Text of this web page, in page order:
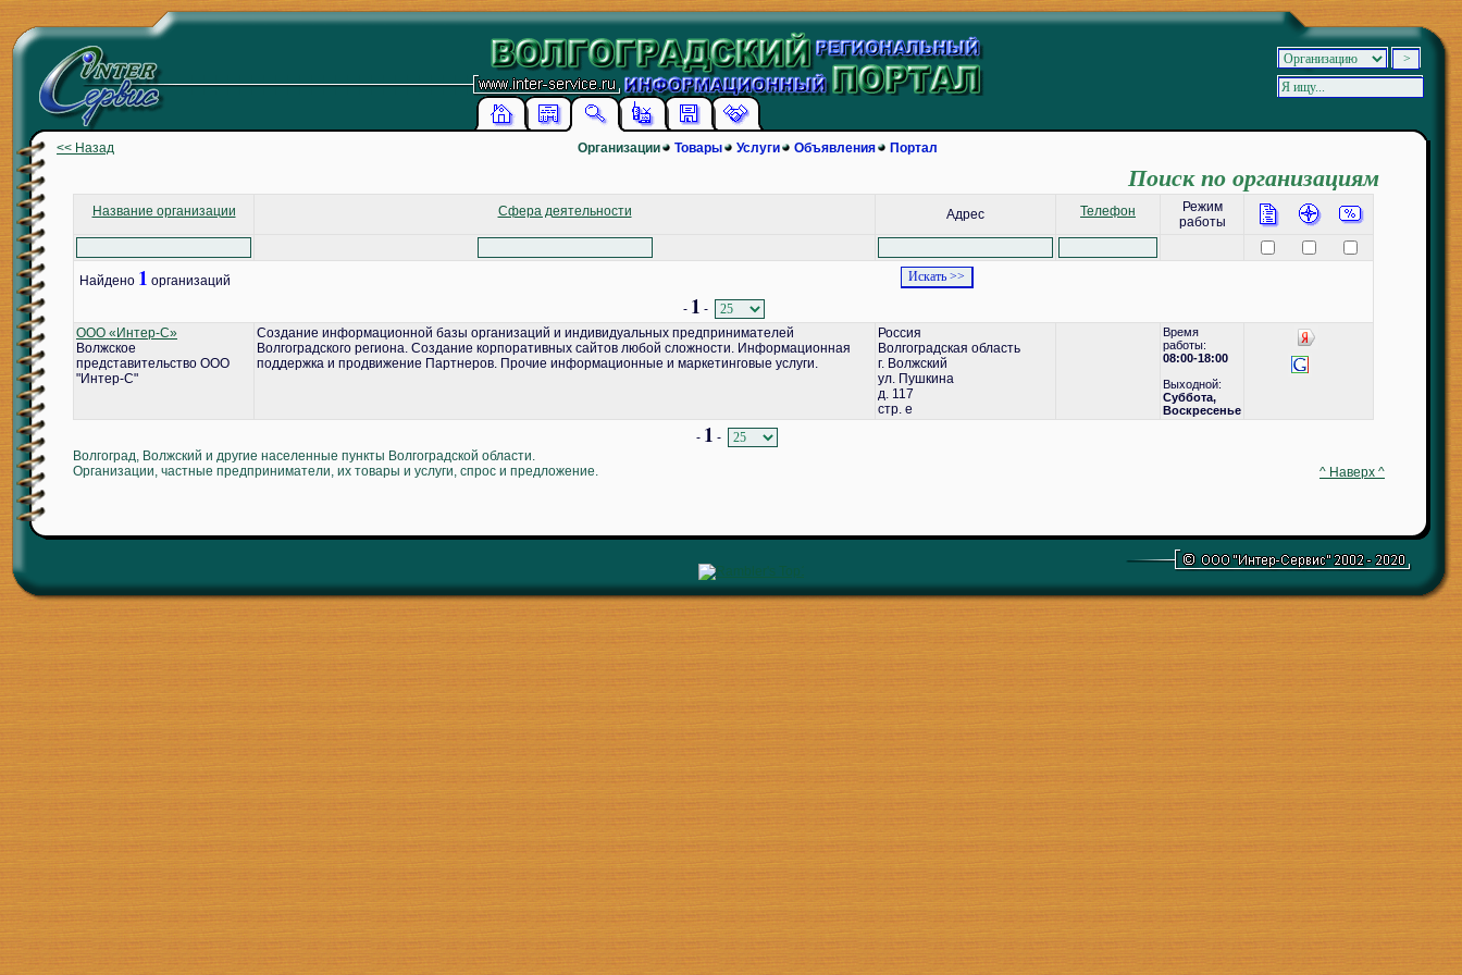
<< Назад Организации Товары Услуги Объявления Портал
Поиск по организациям
Название организации Сфера деятельности Адрес Телефон
Режим
работы
Найдено 1 организаций
- 1 -
ООО «Интер-С»
Волжское
представительство ООО
"Интер-С"
Создание информационной базы организаций и индивидуальных предпринимателей
Волгоградского региона. Создание корпоративных сайтов любой сложности. Информационная
поддержка и продвижение Партнеров. Прочие информационные и маркетинговые услуги.
Россия
Волгоградская область
г. Волжский
ул. Пушкина
д. 117
стр. е
Время
работы:
08:00-18:00
Выходной:
Суббота,
Воскресенье
- 1 -
Волгоград, Волжский и другие населенные пункты Волгоградской области.
Организации, частные предприниматели, их товары и услуги, спрос и предложение.
^ Наверх ^